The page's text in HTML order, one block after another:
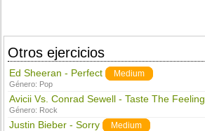
Otros ejercicios
Ed Sheeran - Perfect Medium
Género: Pop
Avicii Vs. Conrad Sewell - Taste The Feeling
Género: Rock
Justin Bieber - Sorry Medium